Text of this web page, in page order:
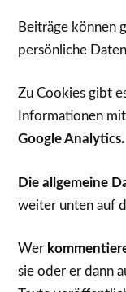
Beiträge können
persönliche
Zu Cookies gibt
Informationen
Google Analytics.
Die allgemeine
weiter unten auf
Wer
sie oder er dann